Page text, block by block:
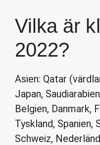
Vilka är
2022?
Asien: Qatar
Japan,
Belgien, Danmark,
Tyskland, Spanien,
Schweiz,